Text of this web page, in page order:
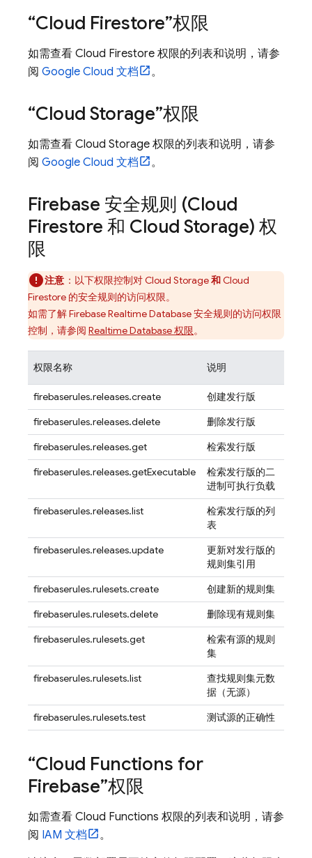
“Cloud Firestore”权限
如需查看 Cloud Firestore 权限的列表和说明，请参
阅 Google Cloud 文档 。
“Cloud Storage”权限
如需查看 Cloud Storage 权限的列表和说明，请参
阅 Google Cloud 文档 。
Firebase 安全规则 (Cloud
Firestore 和 Cloud Storage) 权
限
注意 ：以下权限控制对Cloud Storage和Cloud
Firestore 的安全规则的访问权限。
如需了解Firebase Realtime Database安全规则的访问权限
控制，请参阅 Realtime Database权限。
权限名称 说明
firebaserules.releases.create
创建发行版
firebaserules.releases.delete
删除发行版
firebaserules.releases.get
检索发行版
firebaserules.releases.getExecutable
检索发行版的二
进制可执行负载
firebaserules.releases.list
检索发行版的列
表
firebaserules.releases.update
更新对发行版的
规则集引用
firebaserules.rulesets.create
创建新的规则集
firebaserules.rulesets.delete
删除现有规则集
firebaserules.rulesets.get
检索有源的规则
集
firebaserules.rulesets.list
查找规则集元数
据（无源）
firebaserules.rulesets.test
测试源的正确性
“Cloud Functions for
Firebase”权限
如需查看 Cloud Functions 权限的列表和说明，请参
阅 IAM 文档
。